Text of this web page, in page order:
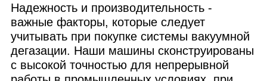
Надежность и производительность -
важные факторы, которые следует
учитывать при покупке системы вакуумной
дегазации. Наши машины сконструированы
с высокой точностью для непрерывной